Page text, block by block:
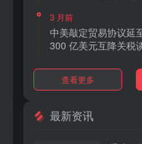
3 月前
中美敲定贸易协议延
300 亿美元互降关税
3 月前
TikTok Shop 上线 “
3 月前
查看更多
最新资讯